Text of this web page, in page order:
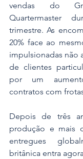
vendas do
Quartermaster
trimestre. As
20% face ao
impulsionadas não
de clientes
por um
contratos com
Depois de três
produção e mais
entregues
britânica entra